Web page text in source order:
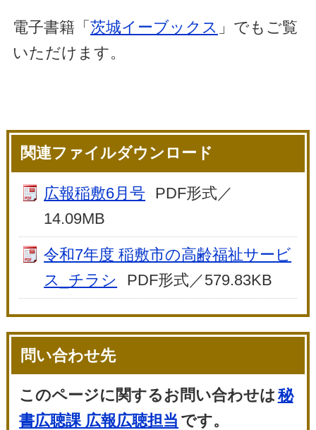
電子書籍「 茨城イーブックス 」でもご覧
いただけます。
関連ファイルダウンロード
広報稲敷6月号 PDF形式／
14.09MB
令和7年度 稲敷市の高齢福祉サービ
ス_チラシ
PDF形式／579.83KB
問い合わせ先
このページに関するお問い合わせは 秘
書広聴課 広報広聴担当 です。